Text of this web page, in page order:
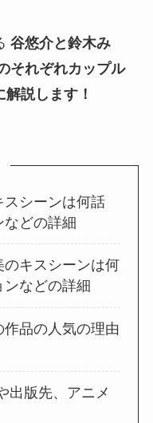
谷悠介と鈴木み
それぞれカップル
説します！
シーンは何話
などの詳細
キスシーンは何
などの詳細
作品の人気の理由
出版先、アニメ